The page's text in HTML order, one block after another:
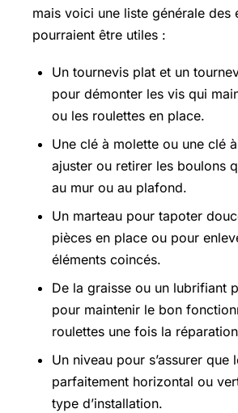
mais voici une liste générale des
pourraient être utiles :
Un tournevis plat et un
pour démonter les vis qui
ou les roulettes en place.
Une clé à molette ou une clé
ajuster ou retirer les boulons
au mur ou au plafond.
Un marteau pour tapoter
pièces en place ou pour
éléments coincés.
De la graisse ou un lubrifiant
pour maintenir le bon
roulettes une fois la
Un niveau pour s’assurer que
parfaitement horizontal ou
type d’installation.